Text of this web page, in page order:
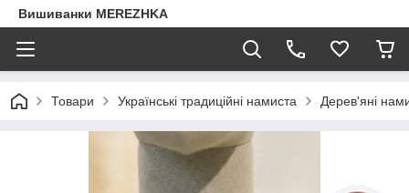
Вишиванки MEREZHKA
Товари Українські традиційні намиста Дерев'яні